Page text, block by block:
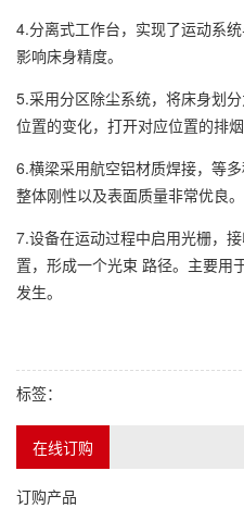
4.分离式工作台，实现了运动系
影响床身精度。
5.采用分区除尘系统，将床身划
位置的变化，打开对应位置的排
6.横梁采用航空铝材质焊接，等
整体刚性以及表面质量非常优良。
7.设备在运动过程中启用光栅，
置，形成一个光束 路径。主要用
发生。
标签：
在线订购
订购产品